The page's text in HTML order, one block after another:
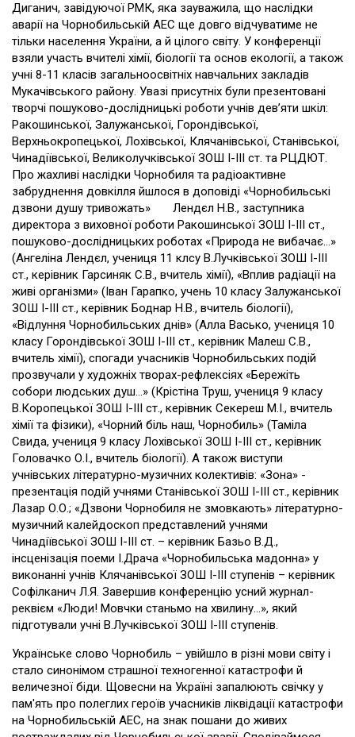
Диганич, завідуючої РМК, яка зауважила, що наслідки
аварії на Чорнобильській АЕС ще довго відчуватиме не
тільки населення України, а й цілого світу. У конференції
взяли участь вчителі хімії, біології та основ екології, а також
учні 8-11 класів загальноосвітніх навчальних закладів
Мукачівського району. Увазі присутніх були презентовані
творчі пошуково-дослідницькі роботи учнів дев’яти шкіл:
Ракошинської, Залужанської, Горондівської,
Верхньокропецької, Лохівської, Клячанівської, Станівської,
Чинадіївської, Великолучківської ЗОШ І-ІІІ ст. та РЦДЮТ.
Про жахливі наслідки Чорнобиля та радіоактивне
забруднення довкілля йшлося в доповіді «Чорнобильські
дзвони душу тривожать» Лендєл Н.В., заступника
директора з виховної роботи Ракошинської ЗОШ І-ІІІ ст.,
пошуково-дослідницьких роботах «Природа не вибачає…»
(Ангеліна Лендєл, учениця 11 клсу В.Лучківської ЗОШ І-ІІІ
ст., керівник Гарсиняк С.В., вчитель хімії), «Вплив радіації на
живі організми» (Іван Гарапко, учень 10 класу Залужанської
ЗОШ І-ІІІ ст., керівник Боднар Н.В., вчитель біології),
«Відлуння Чорнобильських днів» (Алла Васько, учениця 10
класу Горондівської ЗОШ І-ІІІ ст., керівник Малеш С.В.,
вчитель хімії), спогади учасників Чорнобильських подій
прозвучали у художніх творах-рефлексіях «Бережіть
собори людських душ…» (Крістіна Труш, учениця 9 класу
В.Коропецької ЗОШ І-ІІІ ст., керівник Секереш М.І., вчитель
хімії та фізики), «Чорний біль наш, Чорнобиль» (Таміла
Свида, учениця 9 класу Лохівської ЗОШ І-ІІІ ст., керівник
Головачко О.І., вчитель біології). А також виступи
учнівських літературно-музичних колективів: «Зона» -
презентація подій учнями Станівської ЗОШ І-ІІІ ст., керівник
Лазар О.О.; «Дзвони Чорнобиля не змовкають» літературно-
музичний калейдоскоп представлений учнями
Чинадіївської ЗОШ І-ІІІ ст. – керівник Базьо В.Д.,
інсценізація поеми І.Драча «Чорнобильська мадонна» у
виконанні учнів Клячанівської ЗОШ І-ІІІ ступенів – керівник
Софілканич Л.Я. Завершив конференцію усний журнал-
реквієм «Люди! Мовчки станьмо на хвилину...», який
підготували учні В.Лучківської ЗОШ І-ІІІ ступенів.
Українське слово Чорнобиль – увійшло в різні мови світу і
стало синонімом страшної техногенної катастрофи й
величезної біди. Щовесни на Україні запалюють свічку у
пам'ять про полеглих героїв учасників ліквідації катастрофи
на Чорнобильській АЕС, на знак пошани до живих